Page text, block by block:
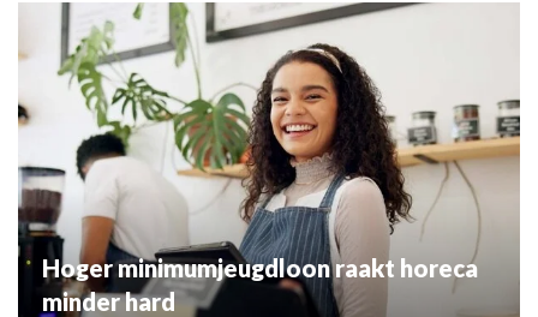
Hoger minimumjeugdloon raakt horeca
minder hard